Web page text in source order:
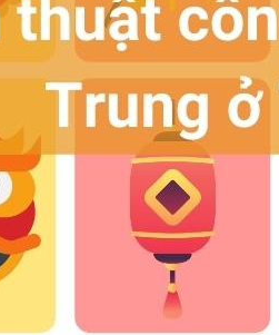
Báo Cáo Tài Chính
Hợp Đồng Nhanh Chóng
Bảng Điểm Học Bạ
Giấy Khai Sinh, Hộ Khẩu
Ngôn Ngữ
Tiếng Anh
Tiếng Trung Quốc
Tiếng Nhật Bản
Tiếng Hàn Quốc
Tiếng Pháp
Tiếng Đức
Tiếng Nga